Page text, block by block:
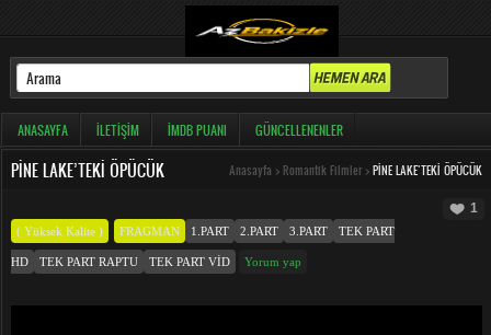
ANASAYFA İLETIŞIM İMDB PUANI GÜNCELLENENLER
PINE LAKE’TEKI ÖPÜCÜK Anasayfa > Romantik Filmler> PINE LAKE’TEKI ÖPÜCÜK
1
( Yüksek Kalite ) FRAGMAN 1.PART 2.PART 3.PART TEK PART
HD TEK PART RAPTU TEK PART VID Yorum yap